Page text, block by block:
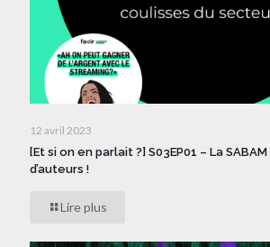
12 avril 2023
[Et si on en parlait ?] S03EP01 – La
d’auteurs !
Lire plus